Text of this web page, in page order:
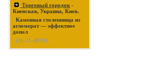
Торговый городок -
Киевская, Украина, Киев.
Каменная столешница из
агломерат — эффектное
допол
(11-21-2019)